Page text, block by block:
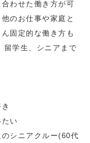
わせた働き方が可
のお仕事や家庭と
固定的な働き方も
留学生、シニアまで
い
シニアクルー(60代